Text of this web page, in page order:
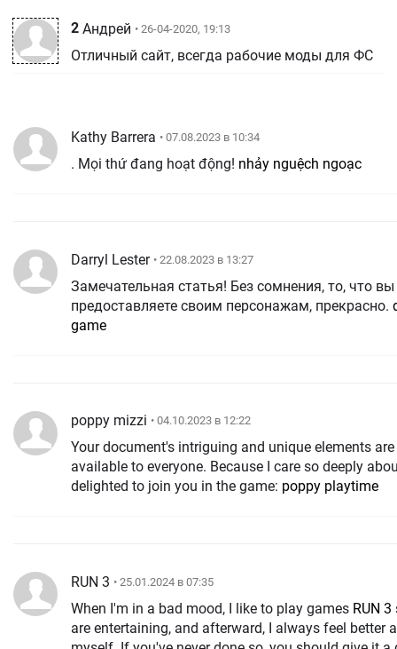
2 Андрей • 26-04-2020, 19:13
Отличный сайт, всегда рабочие моды для ФС
Kathy Barrera • 07.08.2023 в 10:34
. Mọi thứ đang hoạt động! nhảy nguệch ngoạc
Darryl Lester • 22.08.2023 в 13:27
Замечательная статья! Без сомнения, то, что вы
предоставляете своим персонажам, прекрасно.
game
poppy mizzi • 04.10.2023 в 12:22
Your document's intriguing and unique elements
available to everyone. Because I care so deeply
delighted to join you in the game: poppy playtime
RUN 3 • 25.01.2024 в 07:35
When I'm in a bad mood, I like to play games RUN 3
are entertaining, and afterward, I always feel better